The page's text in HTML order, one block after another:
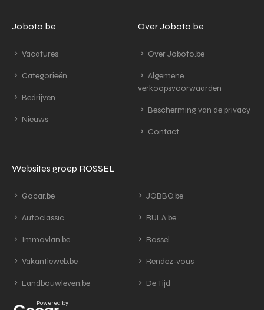
Joboto.be
Vacatures
Categorieën
Bedrijven
Nieuws
Over Joboto.be
Over Joboto.be
Algemene
verkoopsvoorwaarden
Bescherming van de privacy
Contact
Websites groep ROSSEL
Gocar.be
Autoclassic
Immovlan.be
Vakantieweb.be
Landbouwleven.be
JOBBO.be
RULA.be
Rossel
Rendez-vous
De Tijd
Powered by